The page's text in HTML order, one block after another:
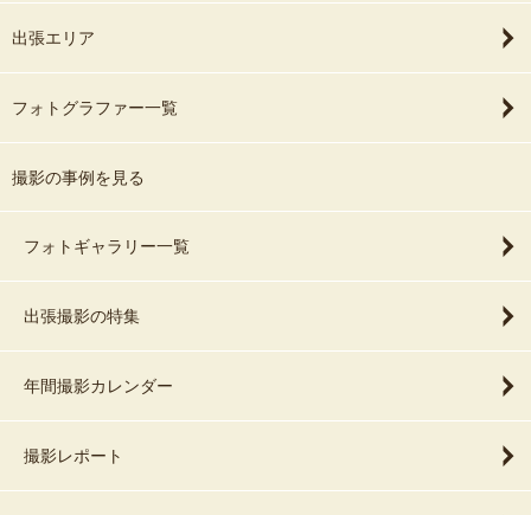
出張エリア
フォトグラファー一覧
撮影の事例を見る
フォトギャラリー一覧
出張撮影の特集
年間撮影カレンダー
撮影レポート